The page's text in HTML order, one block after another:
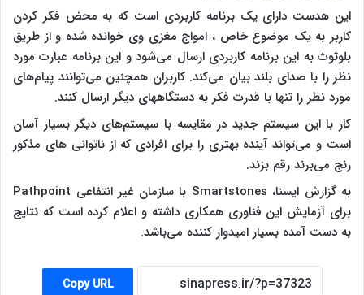
این هدست دارای یک برنامه کاربردی است که به محض فکر کردن
کاربر به یک موضوع خاص ، امواج مغزی وی خوانده شده و از طریق
بلوتوث به این برنامه کاربردی ارسال می‌شود و این برنامه عبارت مورد
نظر را با صدای بلند بیان می‌کند. کاربران همچنین می‌توانند پیام‌های
مورد نظر را تنها با قدرت فکر به دستگاههای دیگر ارسال کنند.
کار با این سیستم جدید در مقایسه با سیستم‌های دیگر بسیار آسان
است و می‌تواند آینده بهتری را برای افرادی که از ناتوانی های مذکور
رنج می‌برند رقم بزند.
به گزارش ایسنا،
Smartstones با سازمان غیر انتفاعی Pathpoint
برای آزمایش این فناوری همکاری داشته و اعلام کرده است که نتایج
به دست آمده بسیار امیدوار کننده می‌باشد.
Copy URL